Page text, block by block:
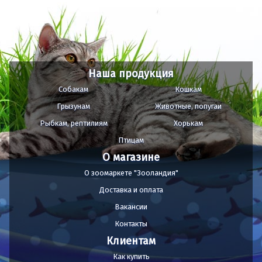
Наша продукция
Собакам
Кошкам
Грызунам
Животные, попугаи
Рыбкам, рептилиям
Хорькам
Птицам
О магазине
О зоомаркете "Зооландия"
Доставка и оплата
Вакансии
Контакты
Клиентам
Как купить